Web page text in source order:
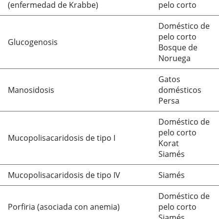
(enfermedad de Krabbe) pelo corto
Glucogenosis
Doméstico de
pelo corto
Bosque de
Noruega
Manosidosis
Gatos
domésticos
Persa
Mucopolisacaridosis de tipo I
Doméstico de
pelo corto
Korat
Siamés
Mucopolisacaridosis de tipo IV
Siamés
Porfiria (asociada con anemia)
Doméstico de
pelo corto